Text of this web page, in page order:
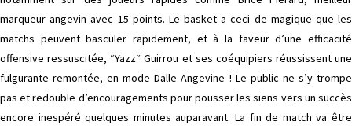
marqueur angevin avec 15 points. Le basket a ceci de magique que les
matchs peuvent basculer rapidement, et à la faveur d’une efficacité
offensive ressuscitée, “Yazz“ Guirrou et ses coéquipiers réussissent une
fulgurante remontée, en mode Dalle Angevine ! Le public ne s’y trompe
pas et redouble d’encouragements pour pousser les siens vers un succès
encore inespéré quelques minutes auparavant. La fin de match va être